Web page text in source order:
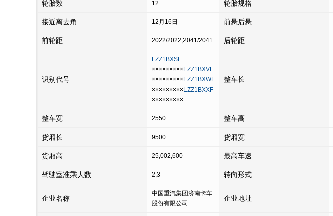
轮胎数 12 轮胎规格
接近离去角 12月16日 前悬后悬
前轮距 2022/2022,2041/2041 后轮距
识别代号
LZZ1BXSF
××××××××× LZZ1BXVF
××××××××× LZZ1BXWF
××××××××× LZZ1BXXF
×××××××××
整车长
整车宽 2550 整车高
货厢长 9500 货厢宽
货厢高 25,002,600 最高车速
驾驶室准乘人数 2,3 转向形式
企业名称
中国重汽集团济南卡车
股份有限公司
企业地址